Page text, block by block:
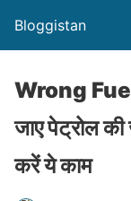
Bloggistan
Wrong
जाए पेट्रोल
करें ये काम